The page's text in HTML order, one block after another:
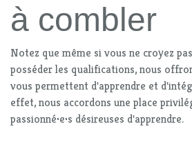
à combler
Notez que même si vous ne croyez
posséder les qualifications, nous
vous permettent d'apprendre et
effet, nous accordons une place
passionné·e·s désireuses d'apprendre.